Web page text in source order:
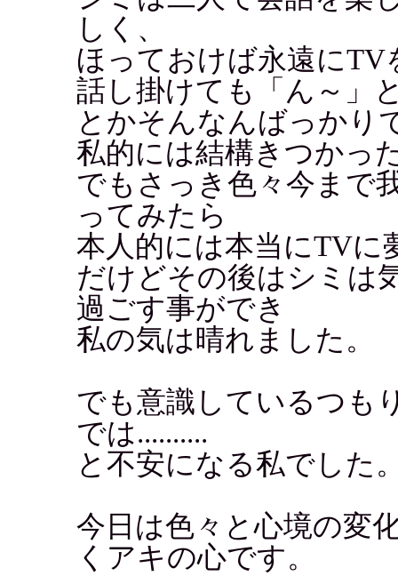
しく、
ほっておけば永遠にTV
話し掛けても「ん～」
とかそんなんばっかり
私的には結構きつかっ
でもさっき色々今まで
ってみたら
本人的には本当にTVに
だけどその後はシミは
過ごす事ができ
私の気は晴れました。
でも意識しているつも
では..........
と不安になる私でした
今日は色々と心境の変
くアキの心です。